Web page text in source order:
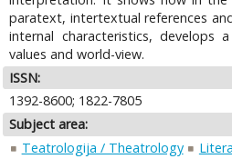
paratext, intertextual references
internal characteristics, develops
values and world-view.
ISSN:
1392-8600; 1822-7805
Subject area:
Teatrologija / Theatrology